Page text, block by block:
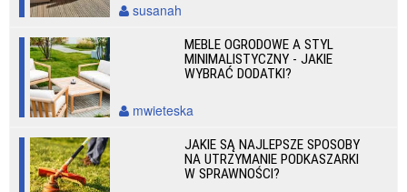
susanah
MEBLE OGRODOWE A STYL
MINIMALISTYCZNY - JAKIE
WYBRAĆ DODATKI?
mwieteska
JAKIE SĄ NAJLEPSZE SPOSOBY
NA UTRZYMANIE PODKASZARKI
W SPRAWNOŚCI?